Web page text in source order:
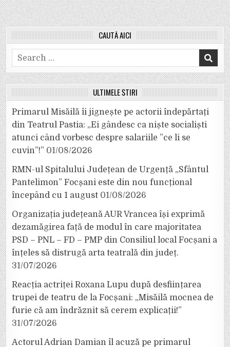
CAUTĂ AICI
Search
for:
ULTIMELE ȘTIRI
Primarul Misăilă îi jignește pe actorii îndepărtați
din Teatrul Pastia: „Ei gândesc ca niște socialiști
atunci când vorbesc despre salariile ”ce li se
cuvin”!” 01/08/2026
RMN-ul Spitalului Județean de Urgență „Sfântul
Pantelimon” Focșani este din nou funcțional
începând cu 1 august 01/08/2026
Organizația județeană AUR Vrancea își exprimă
dezamăgirea față de modul în care majoritatea
PSD – PNL – FD – PMP din Consiliul local Focșani a
înțeles să distrugă arta teatrală din județ.
31/07/2026
Reacția actriței Roxana Lupu după desființarea
trupei de teatru de la Focșani: „Misăilă mocnea de
furie că am îndrăznit să cerem explicații!”
31/07/2026
Actorul Adrian Damian îl acuză pe primarul